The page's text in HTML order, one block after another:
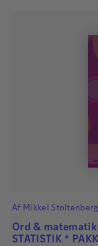
Af Mikkel
Ord & matematik
STATISTIK *